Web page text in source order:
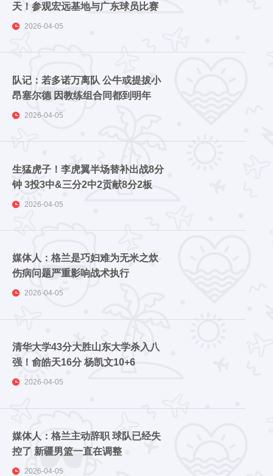
天！参观宏远基地与广东球员比赛
2026-04-05
队记：若多诺万离队 公牛或提拔小
昂塞尔德 因教练组合同都到明年
2026-04-05
生猛虎子！李虎翼半场替补出战8分
钟 3投3中&三分2中2贡献8分2板
2026-04-05
媒体人：格兰是巧妇难为无米之炊
伤病问题严重影响战术执行
2026-04-05
清华大学43分大胜山东大学杀入八
强！俞皓天16分 杨凯文10+6
2026-04-05
媒体人：格兰主动辞职 球队已经失
控了 新疆男篮一直在调整
2026-04-05